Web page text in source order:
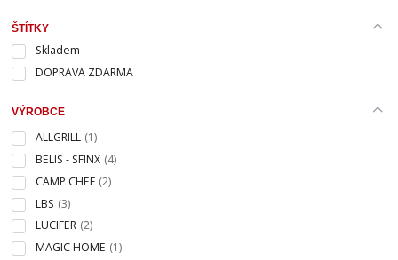
ŠTÍTKY
Skladem
DOPRAVA ZDARMA
VÝROBCE
ALLGRILL (1)
BELIS - SFINX (4)
CAMP CHEF (2)
LBS (3)
LUCIFER (2)
MAGIC HOME (1)